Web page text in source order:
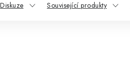
Diskuze Související produkty